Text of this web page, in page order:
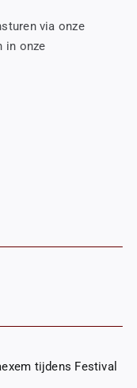
via onze
in onze
tijdens Festival